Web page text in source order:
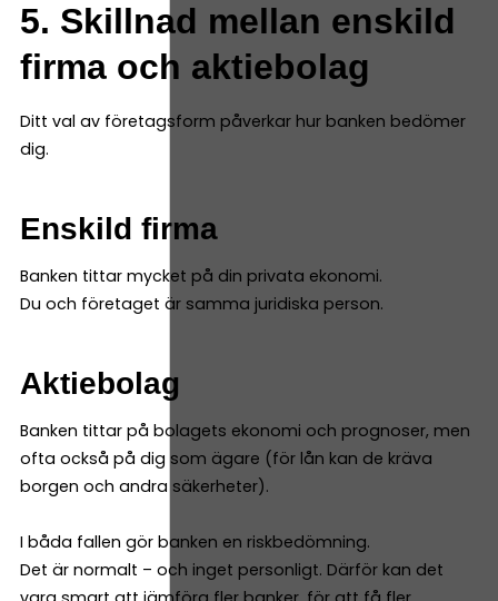
5. Skillnad mellan enskild
firma och aktiebolag
Ditt val av företagsform påverkar hur banken bedömer
dig.
Enskild firma
Banken tittar mycket på din privata ekonomi.
Du och företaget är samma juridiska person.
Aktiebolag
Banken tittar på bolagets ekonomi och prognoser, men
ofta också på dig som ägare (för lån kan de kräva
borgen och andra säkerheter).
I båda fallen gör banken en riskbedömning.
Det är normalt – och inget personligt. Därför kan det